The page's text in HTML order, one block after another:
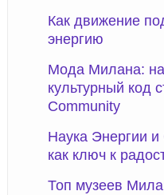
Как движение
энергию
Мода Милана:
культурный код
Community
Наука Энергии и
как ключ к
Топ музеев